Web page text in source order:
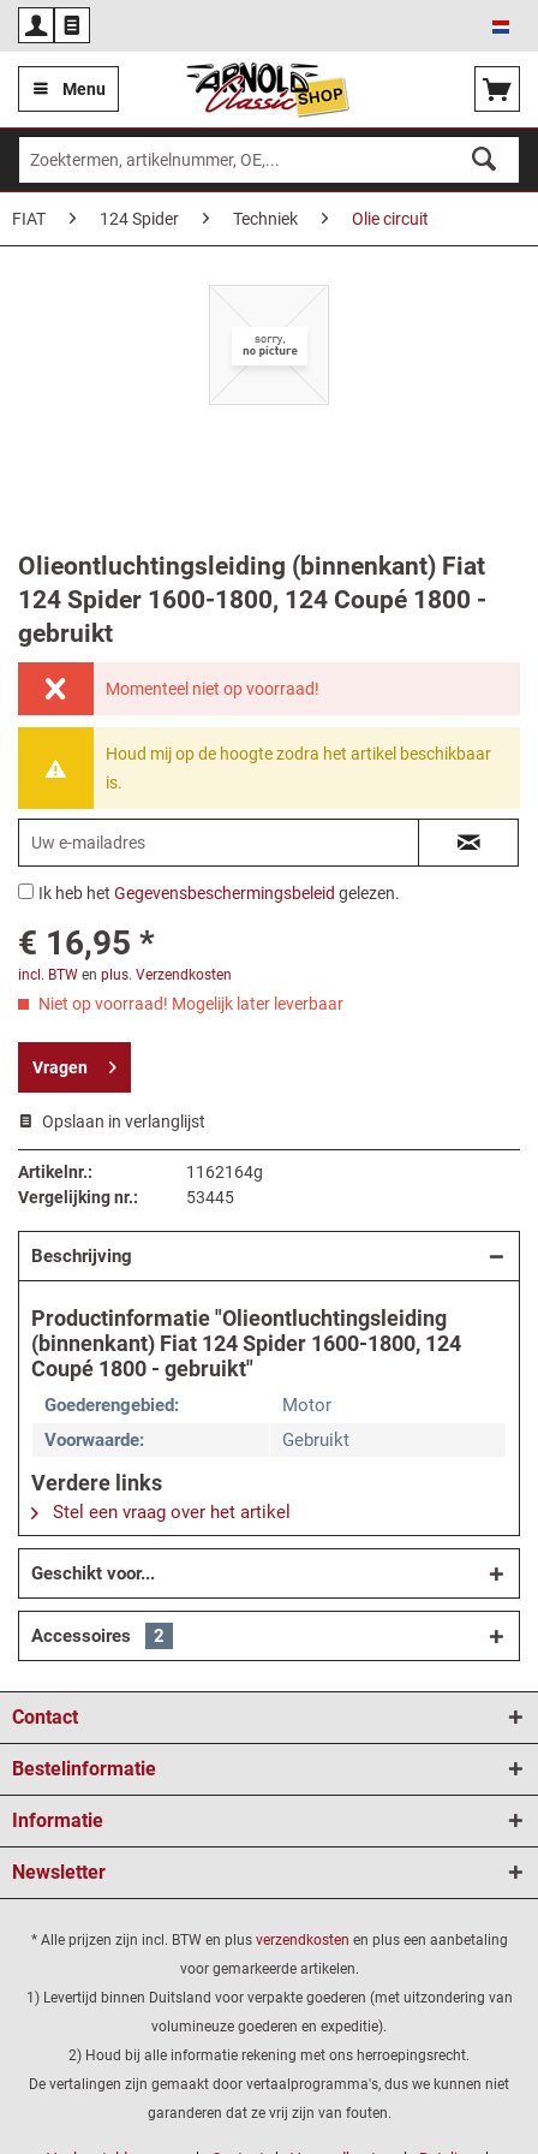
Menu
FIAT 124 Spider Techniek Olie circuit
Olieontluchtingsleiding (binnenkant) Fiat
124 Spider 1600-1800, 124 Coupé 1800 -
gebruikt
Momenteel niet op voorraad!
Houd mij op de hoogte zodra het artikel beschikbaar
is.
Ik heb het Gegevensbeschermingsbeleid gelezen.
€ 16,95 *
incl. BTW en plus. Verzendkosten
Niet op voorraad! Mogelijk later leverbaar
Vragen
Opslaan in verlanglijst
Artikelnr.:
1162164g
Vergelijking nr.:
53445
Beschrijving
Productinformatie "Olieontluchtingsleiding
(binnenkant) Fiat 124 Spider 1600-1800, 124
Coupé 1800 - gebruikt"
Goederengebied:
Motor
Voorwaarde:
Gebruikt
Verdere links
Stel een vraag over het artikel
Geschikt voor...
Accessoires 2
Contact
Bestelinformatie
Informatie
Newsletter
* Alle prijzen zijn incl. BTW en plus verzendkosten en plus een aanbetaling
voor gemarkeerde artikelen.
1) Levertijd binnen Duitsland voor verpakte goederen (met uitzondering van
volumineuze goederen en expeditie).
2) Houd bij alle informatie rekening met ons herroepingsrecht.
De vertalingen zijn gemaakt door vertaalprogramma's, dus we kunnen niet
garanderen dat ze vrij zijn van fouten.